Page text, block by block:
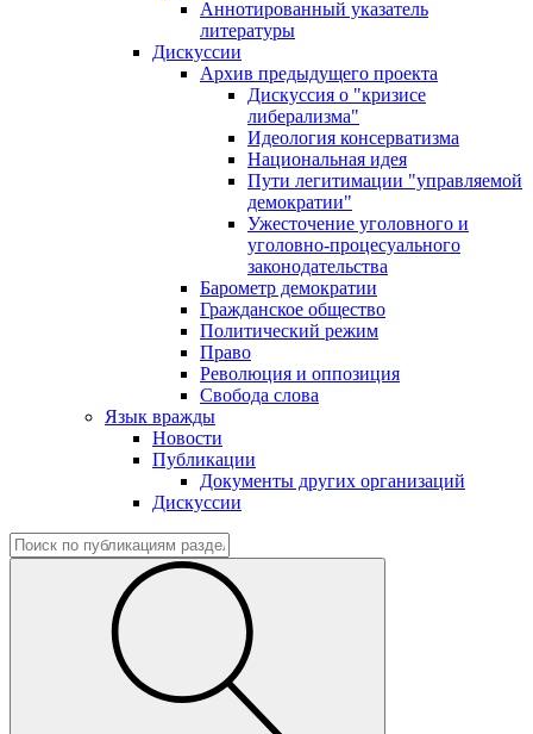
Аннотированный указатель
литературы
Дискуссии
Архив предыдущего проекта
Дискуссия о "кризисе
либерализма"
Идеология консерватизма
Национальная идея
Пути легитимации "управляемой
демократии"
Ужесточение уголовного и
уголовно-процесуального
законодательства
Барометр демократии
Гражданское общество
Политический режим
Право
Революция и оппозиция
Свобода слова
Язык вражды
Новости
Публикации
Документы других организаций
Дискуссии